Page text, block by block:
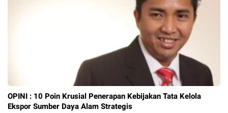
OPINI : 10 Poin Krusial Penerapan Kebijakan Tata Kelola
Ekspor Sumber Daya Alam Strategis